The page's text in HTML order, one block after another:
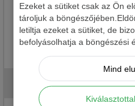
Ezeket a sütiket csak az Ön
tároljuk a
letiltja ezeket a sütiket, de
befolyásolhatja a böngészési
Mind
MAVER MVR